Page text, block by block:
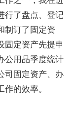
行了盘点、登记
制订了固定资
固定资产先提申
公用品季度统计
司固定资产、办
的效率。